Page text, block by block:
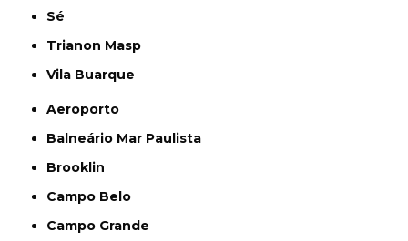
Sé
Trianon Masp
Vila Buarque
Aeroporto
Balneário Mar Paulista
Brooklin
Campo Belo
Campo Grande